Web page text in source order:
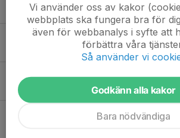
20 mar, 15:19 0
Kvällens danser 17/3
17 mar, 19:21 0
Kvällens danser 10/3
12 mar, 12:31 0
Kvällens danser 3/3
Vi använder oss av kakor
webbplats ska fungera bra för
även för webbanalys i syfte att
förbättra våra
Så använder vi
Godkänn alla kakor
Bara nödvändiga